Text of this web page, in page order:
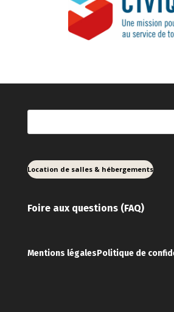
Location de salles & hébergements
Foire aux questions (FAQ)
Mentions légalesPolitique de